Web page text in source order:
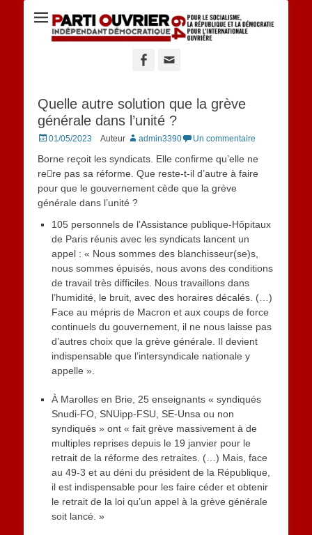
Site du POID 64
Facebook
Quelle autre solution que la grève
générale dans l’unité ?
Posted
01/05/2023 Auteur admin3390 Un commentaire
Borne reçoit les syndicats. Elle confirme qu’elle ne
re􀆟re pas sa réforme. Que reste-t-il d’autre à faire
pour que le gouvernement cède que la grève
générale dans l’unité ?
105 personnels de l’Assistance publique-Hôpitaux
de Paris réunis avec les syndicats lancent un
appel : « Nous sommes des blanchisseur(se)s,
nous sommes épuisés, nous avons des conditions
de travail très difficiles. Nous travaillons dans
l’humidité, le bruit, avec des horaires décalés. (…)
Face au mépris de Macron et aux coups de force
continuels du gouvernement, il ne nous laisse pas
d’autres choix que la grève générale. Il devient
indispensable que l’intersyndicale nationale y
appelle ».
À Marolles en Brie, 25 enseignants « syndiqués
Snudi-FO, SNUipp-FSU, SE-Unsa ou non
syndiqués » ont « fait grève massivement à de
multiples reprises depuis le 19 janvier pour le
retrait de la réforme des retraites. (…) Mais, face
au 49-3 et au déni du président de la République,
il est indispensable pour les faire céder et obtenir
le retrait de la loi qu’un appel à la grève générale
soit lancé. »